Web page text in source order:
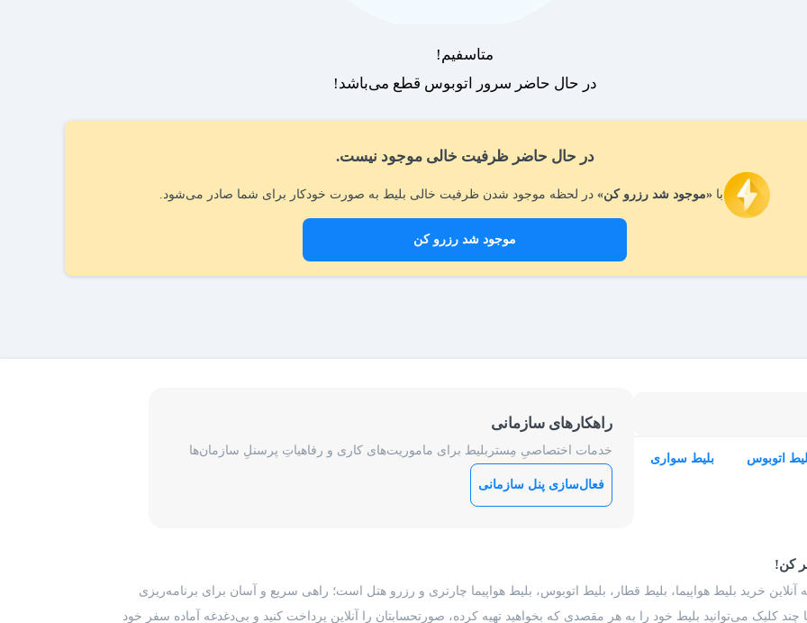
در حال حاضر ظرفیت خالی موجود نیست.
با «موجود شد رزرو کن» در لحظه موجود شدن ظرفیت خالی بلیط به صورت خودکار برای شما صادر می‌شود.
موجود شد رزرو کن
متاسفیم!
در حال حاضر سرور اتوبوس قطع می‌باشد!
اتوبوس بلیط سواری
راهکارهای سازمانی
خدمات اختصاصیِ مِستربلیط برای ماموریت‌های کاری و رفاهیاتِ پرسنلِ سازمان‌ها
فعال‌سازی پنل سازمانی
کن!
آنلاین خرید بلیط هواپیما، بلیط قطار، بلیط اتوبوس، بلیط هواپیما چارتری و رزرو هتل است؛ راهی سریع و آسان برای برنامه‌ریزی
چند کلیک می‌توانید بلیط خود را به هر مقصدی که بخواهید تهیه کرده، صورتحسابتان را آنلاین پرداخت کنید و بی‌دغدغه آماده سفر خود